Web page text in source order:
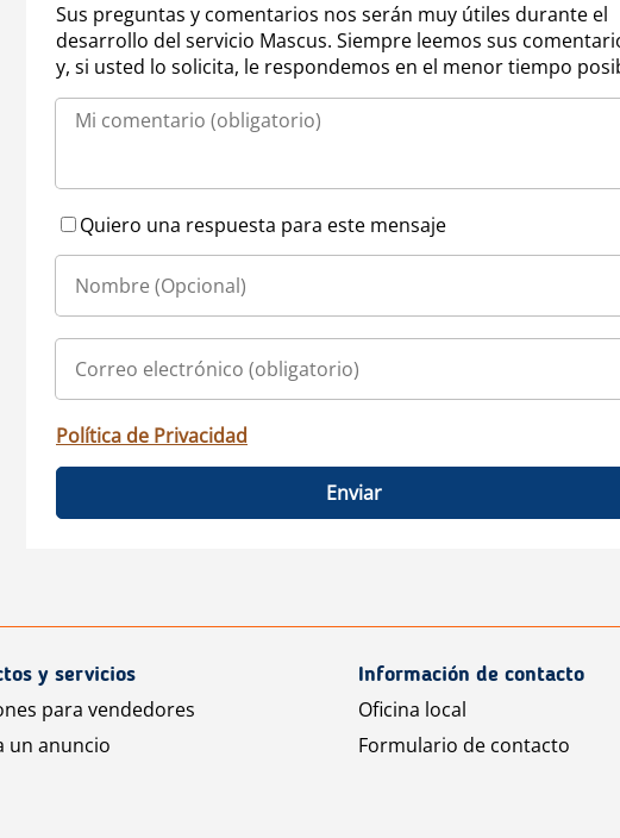
Sus preguntas y comentarios nos serán muy útiles durante el
desarrollo del servicio Mascus. Siempre leemos sus
y, si usted lo solicita, le respondemos en el menor tiempo
Quiero una respuesta para este mensaje
Política de Privacidad
Enviar
y servicios
para vendedores
un anuncio
Información de contacto
Oficina local
Formulario de contacto